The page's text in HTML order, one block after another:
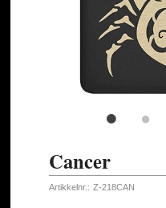
Cancer
Artikkelnr.: Z-218CAN